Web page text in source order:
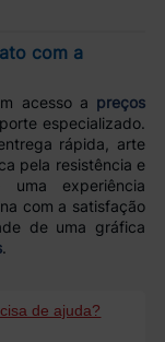
com a
acesso a preços
especializado.
rápida, arte
pela resistência e
experiência
com a satisfação
de uma gráfica
.
de ajuda?